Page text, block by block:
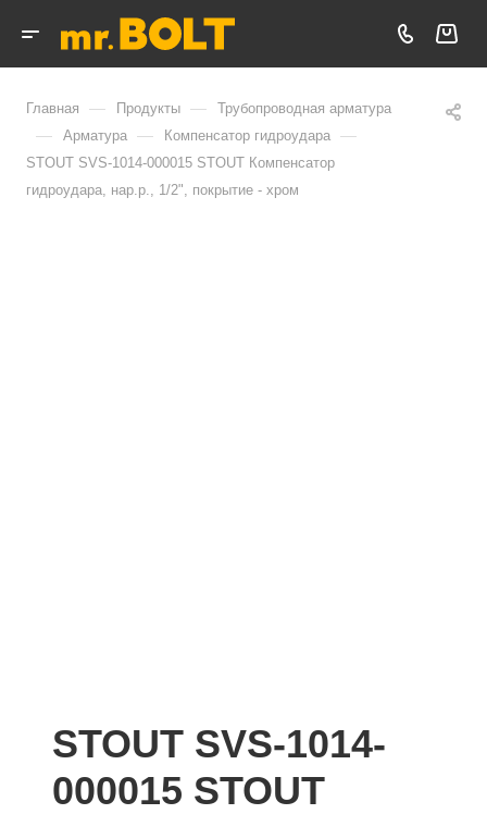
Главная — Продукты — Трубопроводная арматура
— Арматура — Компенсатор гидроудара —
STOUT SVS-1014-000015 STOUT Компенсатор
гидроудара, нар.р., 1/2", покрытие - хром
STOUT SVS-1014-
000015 STOUT